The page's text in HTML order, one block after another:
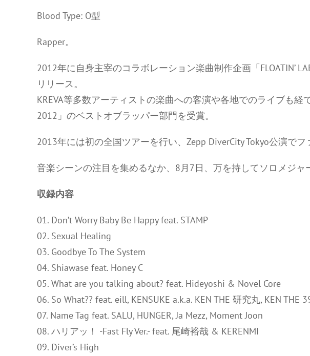
Blood Type: O型
Rapper。
2012年に自身主宰のコラボレーション楽曲制作企画「FLOATIN’
リリース。
KREVA等多数アーティストの楽曲への客演や各地でのライブも経て
2012」のベストオブラッパー部門を受賞。
2013年には初の全国ツアーを行い、Zepp DiverCity Tokyo公演でフ
音楽シーンの注目を集めるなか、8月7日、万を持してソロメジャ
収録内容
01. Don’t Worry Baby Be Happy feat. STAMP
02. Sexual Healing
03. Goodbye To The System
04. Shiawase feat. Honey C
05. What are you talking about? feat. Hideyoshi & Novel Core
06. So What?? feat. eill, KENSUKE a.k.a. KEN THE 研究丸, KEN THE
07. Name Tag feat. SALU, HUNGER, Ja Mezz, Moment Joon
08. ハリアッ！ -Fast Fly Ver.- feat. 尾崎裕哉 & KERENMI
09. Diver’s High